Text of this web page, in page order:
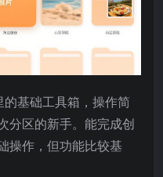
基础工具箱，操作简
分区的新手。能完成创
操作，但功能比较基